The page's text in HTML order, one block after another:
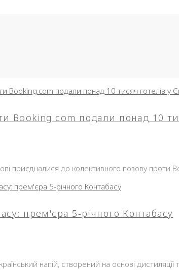
Booking.com подали понад 10
приєдналися до колективного позову проти
прем'єра 5-річного Контабасу
напій, створений на основі